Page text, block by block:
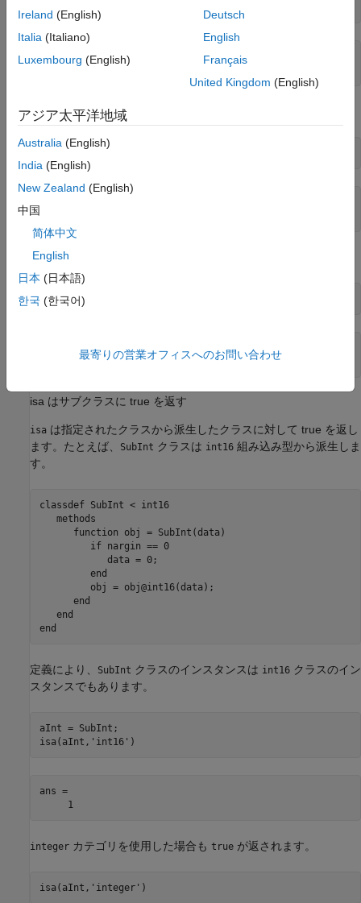
ans =
浮動小数点値 (単精度および倍精度の値):
isa(a, 'float'
     1
数値 (浮動小数点値および整数値):
isa(a,'numeric'
isa はサブクラスに true を返す
isa は指定されたクラスから派生したクラスに対して true を返し
ます。たとえば、
SubInt クラスは int16 組み込み型から派生しま
す。
classdef SubInt < int16
methods
function obj = SubInt(data)
if nargin == 0
            data = 0;
end
         obj = obj@int16(data);
end
end
end
定義により、 SubInt クラスのインスタンスは int16 クラスのイン
スタンスでもあります。
aInt = SubInt;
isa(aInt, 'int16'
ans =
     1
integer カテゴリを使用した場合も true が返されます。
isa(aInt, 'integer'
Ireland (English)
Italia (Italiano)
Luxembourg (English)
Deutsch
English
Français
United Kingdom (English)
アジア太平洋地域
Australia (English)
India (English)
New Zealand (English)
中国
简体中文
English
日本 (日本語)
한국 (한국어)
最寄りの営業オフィスへのお問い合わせ